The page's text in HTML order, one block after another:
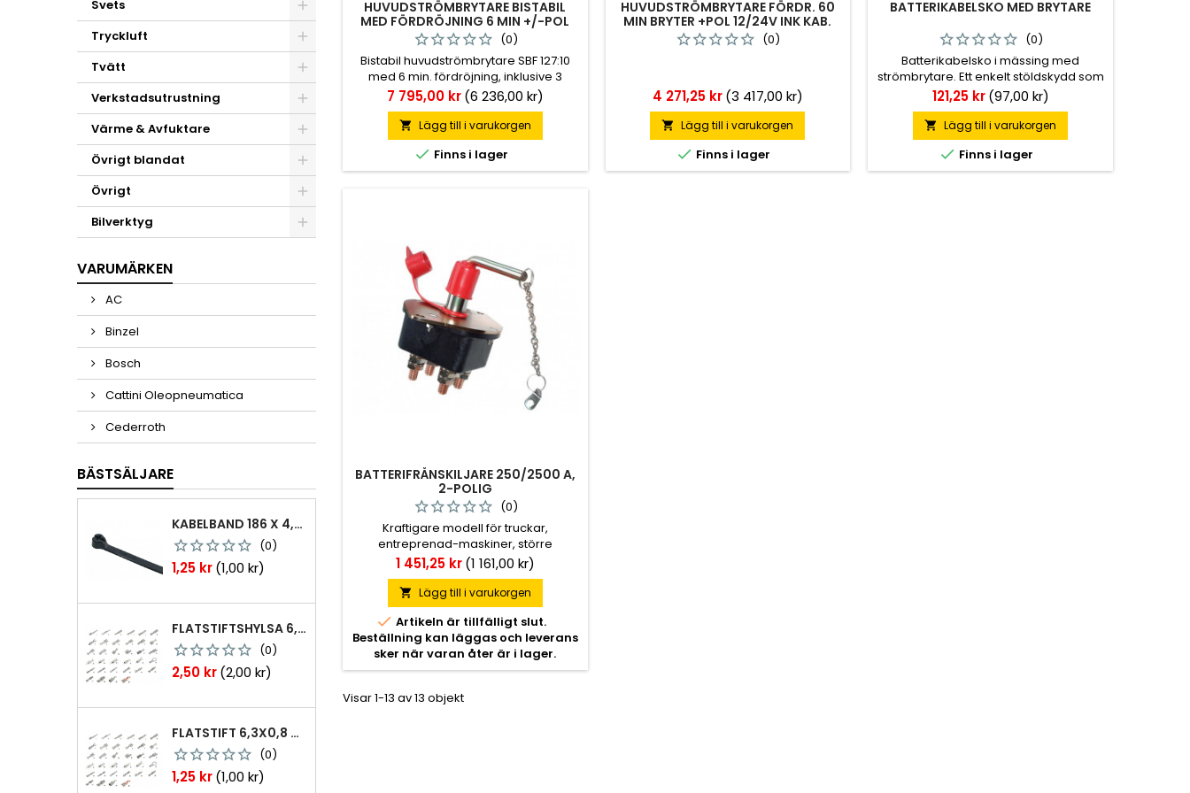
Svets
Tryckluft
Tvätt
Verkstadsutrustning
Värme & Avfuktare
Övrigt blandat
Övrigt
Bilverktyg
VARUMÄRKEN
AC
Binzel
Bosch
Cattini Oleopneumatica
Cederroth
BÄSTSÄLJARE
KABELBAND 186 X 4,8MM TY25MX TY-RAP SVARTA 1000 ST
(0)
Pris
1,25 kr(1,00 kr)
FLATSTIFTSHYLSA 6,3X0,8 1,0-2,5 MM² 100ST NABB
(0)
Pris
2,50 kr(2,00 kr)
FLATSTIFT 6,3X0,8 M. NABB 1,0-2,5 MM2 100ST
(0)
Pris
1,25 kr(1,00 kr)
HUVUDSTRÖMBRYTARE BISTABIL
MED FÖRDRÖJNING 6 MIN +/-POL
12/24V INK KABLAR
(0)
Bistabil huvudströmbrytare SBF 127:10
med 6 min. fördröjning, inklusive 3
meter kablage för enkel inkoppling.
12/24V Passar för både minus som plus
brytning. Strömkapacitet: 250A
kontinuerligt, 1000A under 30 sek. 2000A
under 5 sek.
Pris
7 795,00 kr(6 236,00 kr)
 Lägg till i varukorgen
 Finns i lager
HUVUDSTRÖMBRYTARE FÖRDR. 60
MIN BRYTER +POL 12/24V INK KAB.
(0)
Pris
4 271,25 kr(3 417,00 kr)
 Lägg till i varukorgen
 Finns i lager
BATTERIKABELSKO MED BRYTARE
(0)
Batterikabelsko i mässing med
strömbrytare. Ett enkelt stöldskydd som
monteras på batteriets minuspol,
strömmen bryts när man vrider på den
gröna ratten. Tas ratten bort helt, blir
det ett bra stöldskydd. Förhindrar även
urladdning av batteriet. Polstorlek: 17
mm. Bult: M8. Max: 175 A.
Pris
121,25 kr (97,00 kr)
 Lägg till i varukorgen
 Finns i lager
BATTERIFRÅNSKILJARE 250/2500 A,
2-POLIG
(0)
Kraftigare modell för truckar,
entreprenad-maskiner, större
nöjesbåtar och tyngre fordon inom
industrin, bryter på både plus- och
minuspol.
Pris
1 451,25 kr(1 161,00 kr)
 Lägg till i varukorgen
 Artikeln är tillfälligt slut.
Beställning kan läggas och leverans
sker när varan åter är i lager.
Visar 1-13 av 13 objekt